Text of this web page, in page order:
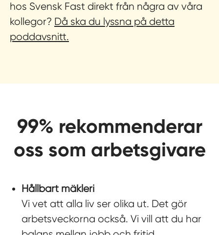
hos Svensk Fast direkt från några av våra
kollegor? Då ska du lyssna på detta
poddavsnitt.
99% rekommenderar
oss som arbetsgivare
Hållbart mäkleri
Vi vet att alla liv ser olika ut. Det gör
arbetsveckorna också. Vi vill att du har